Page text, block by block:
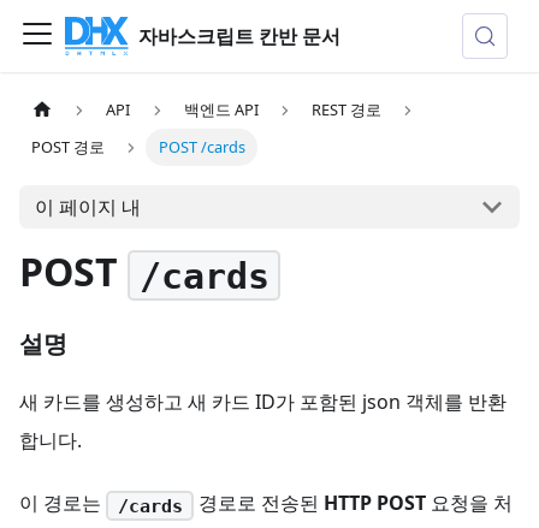
자바스크립트 칸반 문서
API 백엔드 API
REST 경로
POST 경로
POST /cards
이 페이지 내
POST /cards
설명
새 카드를 생성하고 새 카드 ID가 포함된 json 객체를 반환
합니다.
이 경로는 /cards 경로로 전송된 HTTP POST 요청을 처